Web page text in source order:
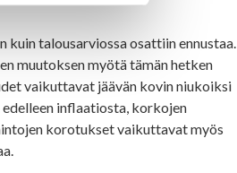
kuin talousarviossa osattiin ennustaa.
muutoksen myötä tämän hetken
vaikuttavat jäävän kovin niukoiksi
inflaatiosta, korkojen
korotukset vaikuttavat myös